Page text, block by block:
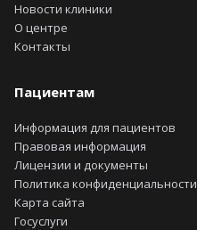
Новости клиники
О центре
Контакты
Пациентам
Информация для пациентов
Правовая информация
Лицензии и документы
Политика конфиденциальности
Карта сайта
Госуслуги